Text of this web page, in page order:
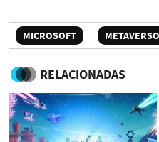
MICROSOFT METAVERSO
RELACIONADAS